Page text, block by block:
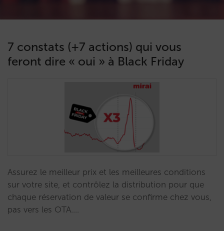
7 constats (+7 actions) qui vous
feront dire « oui » à Black Friday
Assurez le meilleur prix et les meilleures conditions
sur votre site, et contrôlez la distribution pour que
chaque réservation de valeur se confirme chez vous,
pas vers les OTA.…